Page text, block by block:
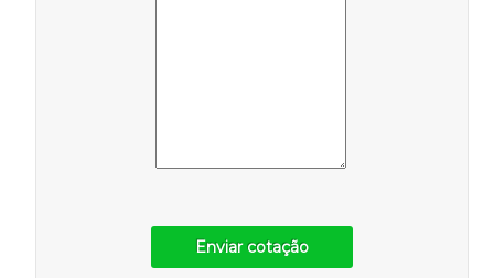
Enviar cotação